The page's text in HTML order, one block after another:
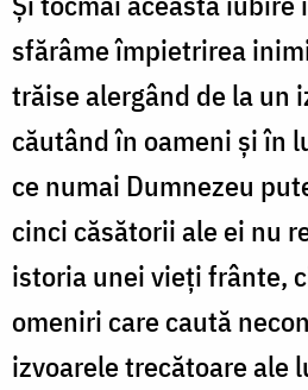
sfărâme împietrirea
trăise alergând de la un
căutând în oameni și în
ce numai Dumnezeu
cinci căsătorii ale ei nu
istoria unei vieți frânte,
omeniri care caută
izvoarele trecătoare ale